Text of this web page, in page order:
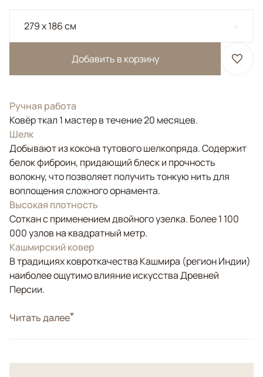
279 x 186 см
Добавить в корзину
Ручная работа
Ковёр ткал 1 мастер в течение 20 месяцев.
Шелк
Добывают из кокона тутового шелкопряда. Содержит
белок фиброин, придающий блеск и прочность
волокну, что позволяет получить тонкую нить для
воплощения сложного орнамента.
Высокая плотность
Соткан с применением двойного узелка. Более 1 100
000 узлов на квадратный метр.
Кашмирский ковер
В традициях ковроткачества Кашмира (регион Индии)
наиболее ощутимо влияние искусства Древней
Персии.
СтильКлассические
Читать далее